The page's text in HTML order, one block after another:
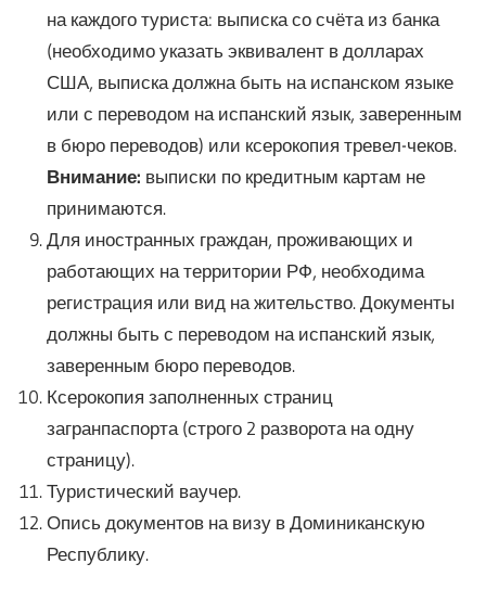
на каждого туриста: выписка со счёта из банка
(необходимо указать эквивалент в долларах
США, выписка должна быть на испанском языке
или с переводом на испанский язык, заверенным
в бюро переводов) или ксерокопия тревел-чеков.
Внимание: выписки по кредитным картам не
принимаются.
Для иностранных граждан, проживающих и
работающих на территории РФ, необходима
регистрация или вид на жительство. Документы
должны быть с переводом на испанский язык,
заверенным бюро переводов.
Ксерокопия заполненных страниц
загранпаспорта (строго 2 разворота на одну
страницу).
Туристический ваучер.
Опись документов на визу в Доминиканскую
Республику.